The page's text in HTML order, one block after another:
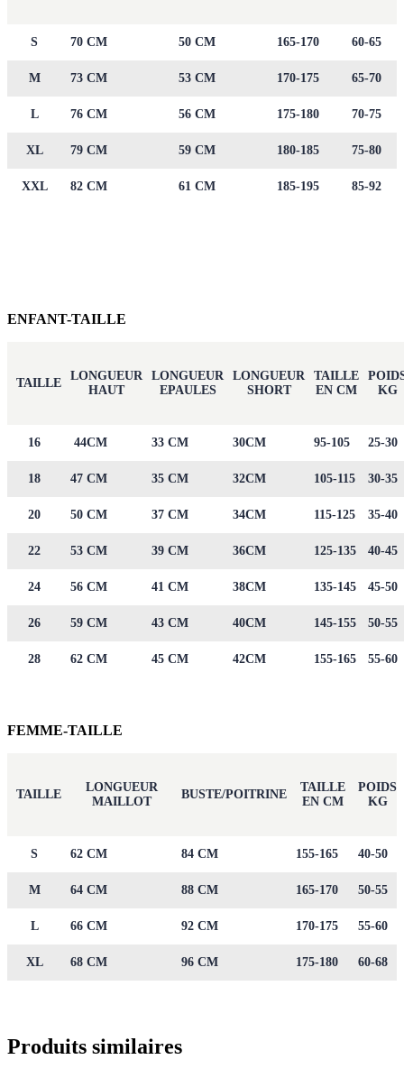
S 70 CM 50 CM 165-170 60-65
M 73 CM 53 CM 170-175 65-70
L 76 CM 56 CM 175-180 70-75
XL 79 CM 59 CM 180-185 75-80
XXL 82 CM 61 CM 185-195 85-92
ENFANT-TAILLE
TAILLE
LONGUEUR
HAUT
LONGUEUR
EPAULES
LONGUEUR
SHORT
TAILLE
EN CM
KG
16 44CM 33 CM 30CM 95-105 25-30
18 47 CM 35 CM 32CM 105-115 30-35
20 50 CM 37 CM 34CM 115-125 35-40
22 53 CM 39 CM 36CM 125-135 40-45
24 56 CM 41 CM 38CM 135-145 45-50
26 59 CM 43 CM 40CM 145-155 50-55
28 62 CM 45 CM 42CM 155-165 55-60
FEMME-TAILLE
TAILLE
LONGUEUR
MAILLOT
BUSTE/POITRINE
TAILLE
EN CM
POIDS
KG
S 62 CM 84 CM 155-165 40-50
M 64 CM 88 CM 165-170 50-55
L 66 CM 92 CM 170-175 55-60
XL 68 CM 96 CM 175-180 60-68
Produits similaires